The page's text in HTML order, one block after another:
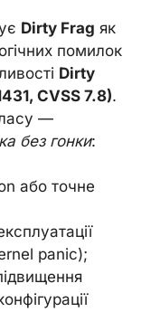
Dirty Frag як
помилок
Dirty
CVSS 7.8).
—
без гонки:
або точне
panic);